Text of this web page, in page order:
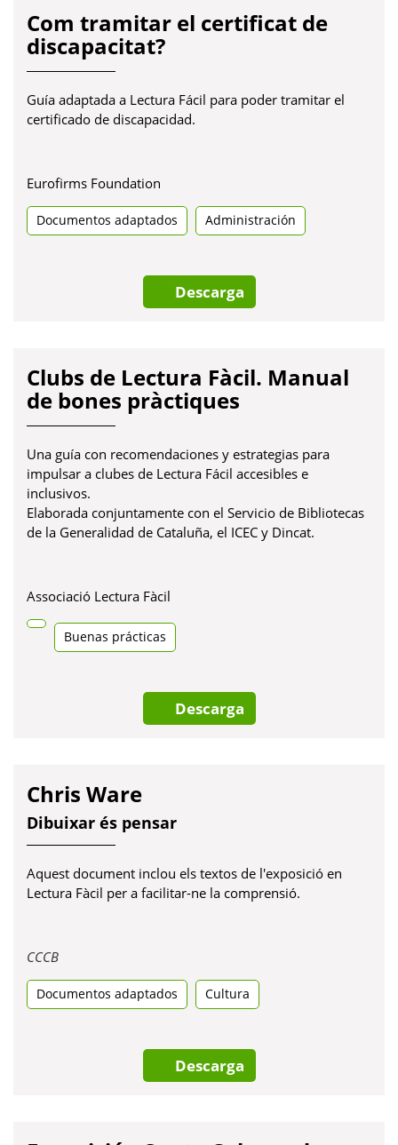
Com tramitar el certificat de
discapacitat?
Guía adaptada a Lectura Fácil para poder tramitar el
certificado de discapacidad.
Eurofirms Foundation
Documentos adaptados Administración
Descarga
Clubs de Lectura Fàcil. Manual
de bones pràctiques
Una guía con recomendaciones y estrategias para
impulsar a clubes de Lectura Fácil accesibles e
inclusivos.
Elaborada conjuntamente con el Servicio de Bibliotecas
de la Generalidad de Cataluña, el ICEC y Dincat.
Associació Lectura Fàcil
Buenas prácticas
Descarga
Chris Ware
Dibuixar és pensar
Aquest document inclou els textos de l'exposició en
Lectura Fàcil per a facilitar-ne la comprensió.
CCCBObre
una
pestanya
Documentos adaptados Cultura
Descarga